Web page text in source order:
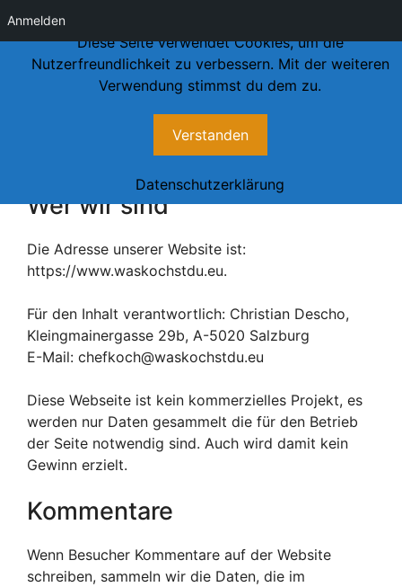
Anmelden
Datenschutzerklärung
Wer wir sind
Die Adresse unserer Website ist:
https://www.waskochstdu.eu.
Für den Inhalt verantwortlich: Christian Descho,
Kleingmainergasse 29b, A-5020 Salzburg
E-Mail: chefkoch@waskochstdu.eu
Diese Webseite ist kein kommerzielles Projekt, es
werden nur Daten gesammelt die für den Betrieb
der Seite notwendig sind. Auch wird damit kein
Gewinn erzielt.
Kommentare
Wenn Besucher Kommentare auf der Website
schreiben, sammeln wir die Daten, die im
Diese Seite verwendet Cookies, um die
Nutzerfreundlichkeit zu verbessern. Mit der weiteren
Verwendung stimmst du dem zu.
Verstanden
Datenschutzerklärung